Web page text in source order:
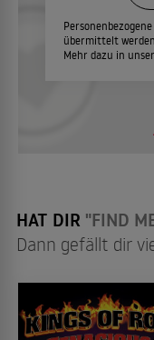
übermittelt werden.
Mehr dazu in
HAT DIR "FIND
Dann gefällt dir